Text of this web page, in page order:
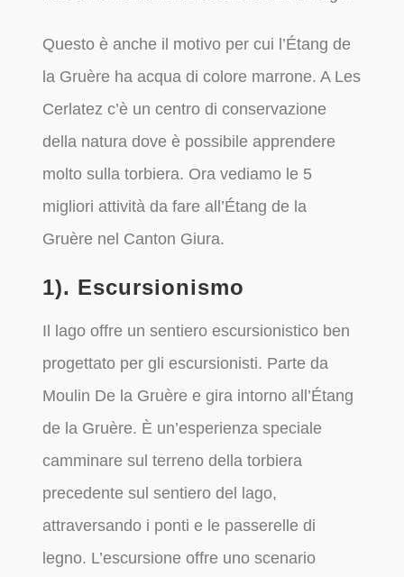
Questo è anche il motivo per cui l’Étang de
la Gruère ha acqua di colore marrone. A Les
Cerlatez c’è un centro di conservazione
della natura dove è possibile apprendere
molto sulla torbiera. Ora vediamo le 5
migliori attività da fare all’Étang de la
Gruère nel Canton Giura.
1). Escursionismo
Il lago offre un sentiero escursionistico ben
progettato per gli escursionisti. Parte da
Moulin De la Gruère e gira intorno all’Étang
de la Gruère. È un’esperienza speciale
camminare sul terreno della torbiera
precedente sul sentiero del lago,
attraversando i ponti e le passerelle di
legno. L’escursione offre uno scenario